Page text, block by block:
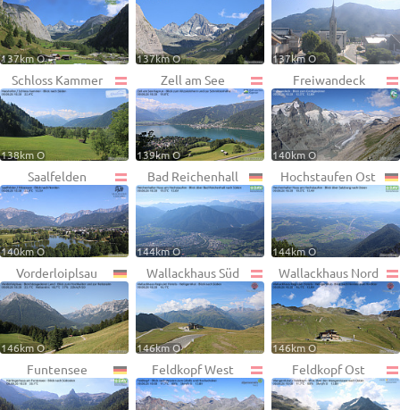
137km O 137km O 137km O
Schloss Kammer
138km O
Zell am See
139km O
Freiwandeck
140km O
Saalfelden
140km O
Bad Reichenhall
144km O
Hochstaufen Ost
144km O
Vorderloiplsau
146km O
Wallackhaus Süd
146km O
Wallackhaus Nord
146km O
Funtensee Feldkopf West Feldkopf Ost